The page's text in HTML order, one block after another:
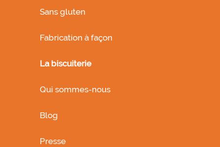
Sans gluten
Fabrication à façon
La biscuiterie
Qui sommes-nous
Blog
Presse